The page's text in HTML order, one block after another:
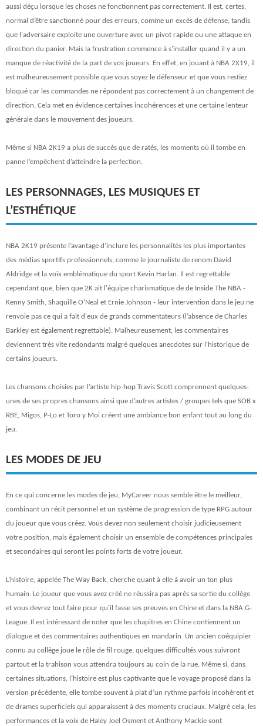
aussi déçu lorsque les choses ne fonctionnent pas correctement. Il est, certes,
normal d’être sanctionné pour des erreurs, comme un excès de défense, tandis
que l'adversaire exploite une ouverture avec un pivot rapide ou une attaque en
direction du panier. Mais la frustration commence à s'installer quand il y a un
manque de réactivité de la part de vos joueurs. En effet, en jouant à NBA 2X19, il
est malheureusement possible que vous soyez le défenseur et que vous restiez
bloqué car les commandes ne répondent pas correctement à un changement de
direction. Cela met en évidence certaines incohérences et une certaine lenteur
générale dans le mouvement des joueurs.
Même si NBA 2K19 a plus de succès que de ratés, les moments où il tombe en
panne l’empêchent d’atteindre la perfection.
LES PERSONNAGES, LES MUSIQUES ET
L’ESTHÉTIQUE
NBA 2K19 présente l’avantage d’inclure les personnalités les plus importantes
des médias sportifs professionnels, comme le journaliste de renom David
Aldridge et la voix emblématique du sport Kevin Harlan. Il est regrettable
cependant que, bien que 2K ait l'équipe charismatique de de Inside The NBA -
Kenny Smith, Shaquille O'Neal et Ernie Johnson - leur intervention dans le jeu ne
renvoie pas ce qui a fait d'eux de grands commentateurs (l’absence de Charles
Barkley est également regrettable). Malheureusement, les commentaires
deviennent très vite redondants malgré quelques anecdotes sur l'historique de
certains joueurs.
Les chansons choisies par l’artiste hip-hop Travis Scott comprennent quelques-
unes de ses propres chansons ainsi que d’autres artistes / groupes tels que SOB x
RBE, Migos, P-Lo et Toro y Moi créent une ambiance bon enfant tout au long du
jeu.
LES MODES DE JEU
En ce qui concerne les modes de jeu, MyCareer nous semble être le meilleur,
combinant un récit personnel et un système de progression de type RPG autour
du joueur que vous créez. Vous devez non seulement choisir judicieusement
votre position, mais également choisir un ensemble de compétences principales
et secondaires qui seront les points forts de votre joueur.
L’histoire, appelée The Way Back, cherche quant à elle à avoir un ton plus
humain. Le joueur que vous avez créé ne réussira pas après sa sortie du collège
et vous devrez tout faire pour qu’il fasse ses preuves en Chine et dans la NBA G-
League. Il est intéressant de noter que les chapitres en Chine contiennent un
dialogue et des commentaires authentiques en mandarin. Un ancien coéquipier
connu au collège joue le rôle de fil rouge, quelques difficultés vous suivront
partout et la trahison vous attendra toujours au coin de la rue. Même si, dans
certaines situations, l’histoire est plus captivante que le voyage proposé dans la
version précédente, elle tombe souvent à plat d’un rythme parfois incohérent et
de drames superficiels qui apparaissent à des moments cruciaux. Malgré cela, les
performances et la voix de Haley Joel Osment et Anthony Mackie sont